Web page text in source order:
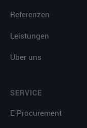
Referenzen
Leistungen
Über uns
SERVICE
E-Procurement